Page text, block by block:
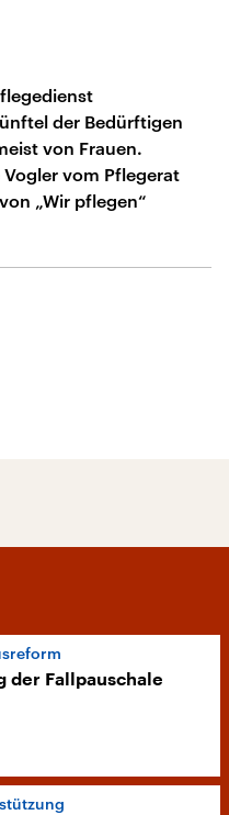
der Bedürftigen
von Frauen.
vom Pflegerat
„Wir pflegen“
der Fallpauschale